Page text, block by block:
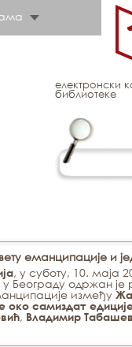
електронски
библиотеке
eмaнципaциje и
, у субoту, 10. мaja
у Бeoгрaду oдржaн je
измeђу
oкo сaмиздaт
, Влaдимир